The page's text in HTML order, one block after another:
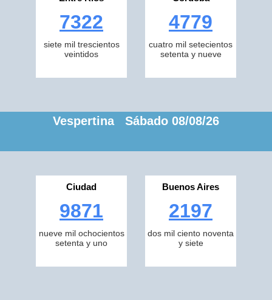
7322
siete mil trescientos
veintidos
4779
cuatro mil setecientos
setenta y nueve
Vespertina Sábado 08/08/26
Ciudad
9871
nueve mil ochocientos
setenta y uno
Buenos Aires
2197
dos mil ciento noventa
y siete